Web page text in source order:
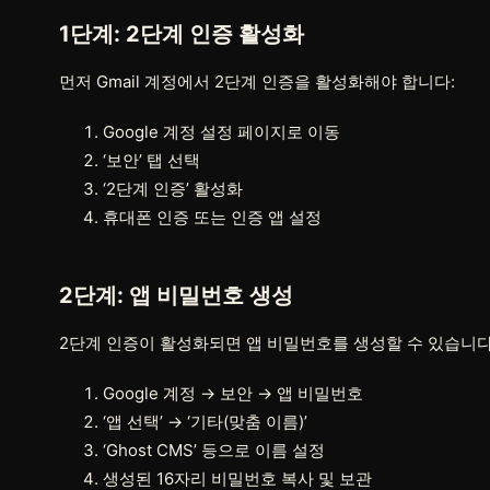
1단계: 2단계 인증 활성화
먼저 Gmail 계정에서 2단계 인증을 활성화해야 합니다:
Google 계정 설정 페이지로 이동
‘보안’ 탭 선택
‘2단계 인증’ 활성화
휴대폰 인증 또는 인증 앱 설정
2단계: 앱 비밀번호 생성
2단계 인증이 활성화되면 앱 비밀번호를 생성할 수 있습니
Google 계정 → 보안 → 앱 비밀번호
‘앱 선택’ → ‘기타(맞춤 이름)’
‘Ghost CMS’ 등으로 이름 설정
생성된 16자리 비밀번호 복사 및 보관